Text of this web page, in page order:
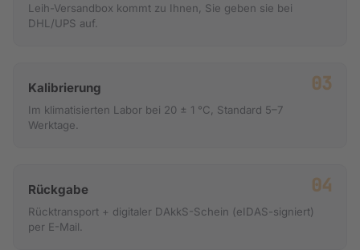
Leih-Versandbox kommt zu Ihnen, Sie geben sie bei
DHL/UPS auf.
Kalibrierung
Im klimatisierten Labor bei 20 ± 1 °C, Standard 5–7
Werktage.
Rückgabe
Rücktransport + digitaler DAkkS-Schein (eIDAS-signiert)
per E-Mail.